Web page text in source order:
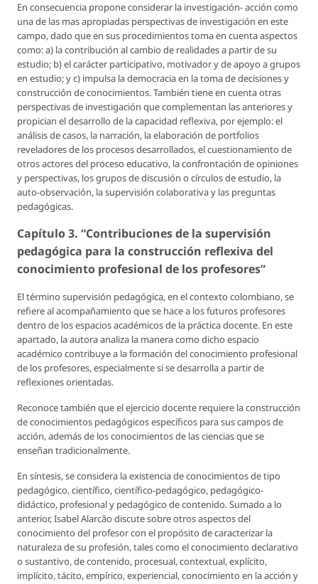
En consecuencia propone considerar la investigación- acción como
una de las mas apropiadas perspectivas de investigación en este
campo, dado que en sus procedimientos toma en cuenta aspectos
como: a) la contribución al cambio de realidades a partir de su
estudio; b) el carácter participativo, motivador y de apoyo a grupos
en estudio; y c) impulsa la democracia en la toma de decisiones y
construcción de conocimientos. También tiene en cuenta otras
perspectivas de investigación que complementan las anteriores y
propician el desarrollo de la capacidad reflexiva, por ejemplo: el
análisis de casos, la narración, la elaboración de portfolios
reveladores de los procesos desarrollados, el cuestionamiento de
otros actores del proceso educativo, la confrontación de opiniones
y perspectivas, los grupos de discusión o círculos de estudio, la
auto-observación, la supervisión colaborativa y las preguntas
pedagógicas.
Capítulo 3. “Contribuciones de la supervisión
pedagógica para la construcción reflexiva del
conocimiento profesional de los profesores”
El término supervisión pedagógica, en el contexto colombiano, se
refiere al acompañamiento que se hace a los futuros profesores
dentro de los espacios académicos de la práctica docente. En este
apartado, la autora analiza la manera como dicho espacio
académico contribuye a la formación del conocimiento profesional
de los profesores, especialmente si se desarrolla a partir de
reflexiones orientadas.
Reconoce también que el ejercicio docente requiere la construcción
de conocimientos pedagógicos específicos para sus campos de
acción, además de los conocimientos de las ciencias que se
enseñan tradicionalmente.
En síntesis, se considera la existencia de conocimientos de tipo
pedagógico, científico, científico-pedagógico, pedagógico-
didáctico, profesional y pedagógico de contenido. Sumado a lo
anterior, Isabel Alarcão discute sobre otros aspectos del
conocimiento del profesor con el propósito de caracterizar la
naturaleza de su profesión, tales como el conocimiento declarativo
o sustantivo, de contenido, procesual, contextual, explícito,
implícito, tácito, empírico, experiencial, conocimiento en la acción y